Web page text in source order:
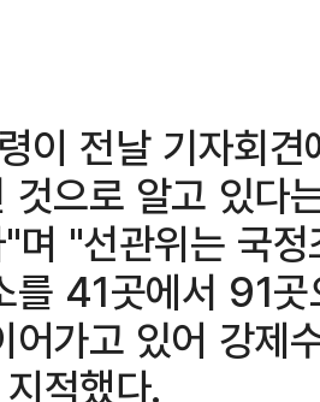
이 전날 기자회
것으로 알고 있다
며 "선관위는 국
를 41곳에서 91
어가고 있어 강제
적했다.